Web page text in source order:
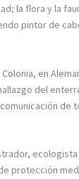
la flora y la
pintor de
en
del
de
protección